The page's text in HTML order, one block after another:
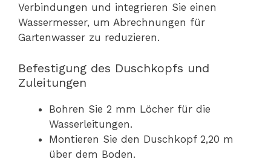
Verbindungen und integrieren Sie einen
Wassermesser, um Abrechnungen für
Gartenwasser zu reduzieren.
Befestigung des Duschkopfs und
Zuleitungen
Bohren Sie 2 mm Löcher für die
Wasserleitungen.
Montieren Sie den Duschkopf 2,20 m
über dem Boden.